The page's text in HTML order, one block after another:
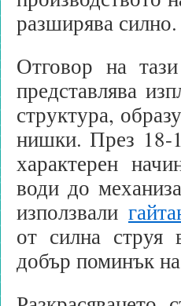
разширява силно.
Отговор на
представлява
структура,
нишки. През 18-
характерен
води до
използвали
от силна струя
добър поминък